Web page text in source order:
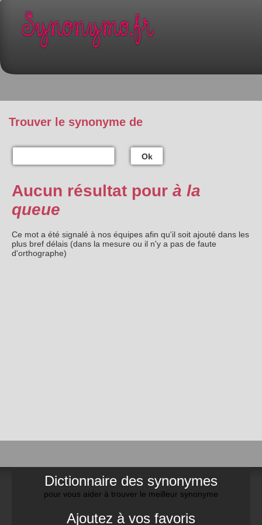
Trouver le synonyme de
Ok
Aucun résultat pour à la
queue
Ce mot a été signalé à nos équipes afin qu'il soit ajouté dans les
plus bref délais (dans la mesure ou il n'y a pas de faute
d'orthographe)
Dictionnaire des synonymes
pour vous aider à trouver le meilleur synonyme
Ajoutez à vos favoris